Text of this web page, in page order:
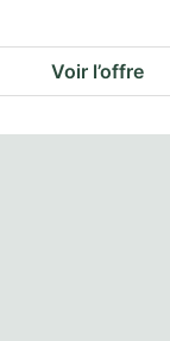
Voir l’offre